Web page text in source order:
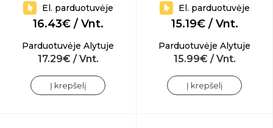
El. parduotuvėje
16.43€ / Vnt.
Parduotuvėje Alytuje
17.29€ / Vnt.
Į krepšelį
El. parduotuvėje
15.19€ / Vnt.
Parduotuvėje Alytuje
15.99€ / Vnt.
Į krepšelį